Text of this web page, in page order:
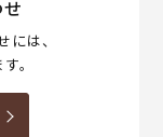
は、
。